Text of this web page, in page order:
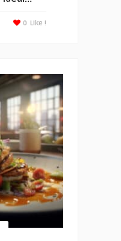
Like !
0